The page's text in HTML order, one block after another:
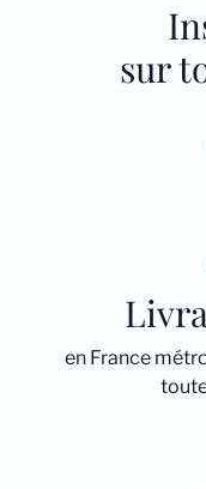
sur
en France